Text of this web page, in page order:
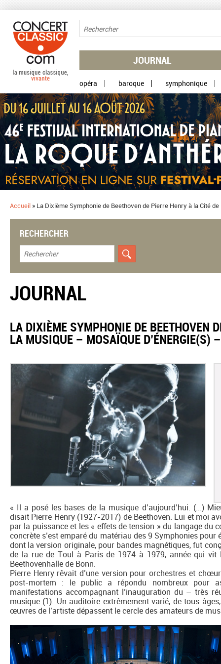
JOURNAL
opéra baroque symphonique
Accueil » La Dixième Symphonie de Beethoven de Pierre Henry à la Cité
RECHERCHER
JOURNAL
LA DIXIÈME SYMPHONIE DE BEETHOVEN
LA MUSIQUE – MOSAÏQUE D’ÉNERGIE(S)
« Il a posé les bases de la musique d’aujourd’hui. (...)
disait Pierre Henry (1927-2017) de Beethoven. Lui et moi
par la puissance et les « effets de tension » du langage du
concrète s’est emparé du matériau des 9 Symphonies pour
dont la version originale, pour bandes magnétiques, fut
de la rue de Toul à Paris de 1974 à 1979, année qui vit
Beethovenhalle de Bonn.
Pierre Henry rêvait d’une version pour orchestres et
post-mortem : le public a répondu nombreux pour
manifestations accompagnant l’inauguration du – très
musique (1). Un auditoire extrêmement varié, de tous
œuvres de l’artiste dépassent le cercle des amateurs de